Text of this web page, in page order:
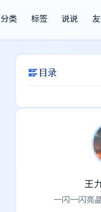
分类 标签 说说
目录
王
一闪一闪亮